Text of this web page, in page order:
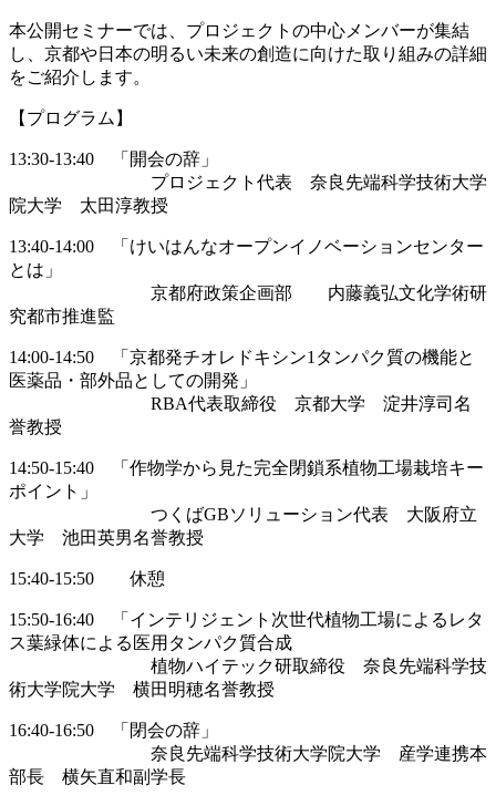
本公開セミナーでは、プロジェクトの中心メンバーが集結
し、京都や日本の明るい未来の創造に向けた取り組みの詳細
をご紹介します。
【プログラム】
13:30-13:40 「開会の辞」
プロジェクト代表 奈良先端科学技術大学
院大学 太田淳教授
13:40-14:00 「けいはんなオープンイノベーションセンター
とは」
京都府政策企画部 内藤義弘文化学術研
究都市推進監
14:00-14:50 「京都発チオレドキシン1タンパク質の機能と
医薬品・部外品としての開発」
RBA代表取締役 京都大学 淀井淳司名
誉教授
14:50-15:40 「作物学から見た完全閉鎖系植物工場栽培キー
ポイント」
つくばGBソリューション代表 大阪府立
大学 池田英男名誉教授
15:40-15:50 休憩
15:50-16:40 「インテリジェント次世代植物工場によるレタ
ス葉緑体による医用タンパク質合成
植物ハイテック研取締役 奈良先端科学技
術大学院大学 横田明穂名誉教授
16:40-16:50 「閉会の辞」
奈良先端科学技術大学院大学 産学連携本
部長 横矢直和副学長